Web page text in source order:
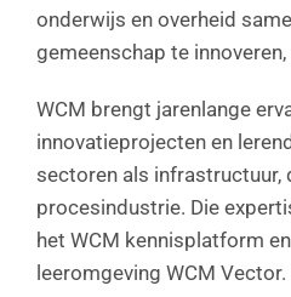
onderwijs en overheid
gemeenschap te innoveren,
WCM brengt jarenlange
innovatieprojecten en
sectoren als infrastructuur,
procesindustrie. Die
het WCM kennisplatform
leeromgeving WCM Vector.